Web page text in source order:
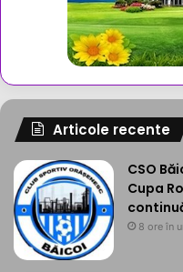
Articole recente
CSO
Cupa
8 ore în